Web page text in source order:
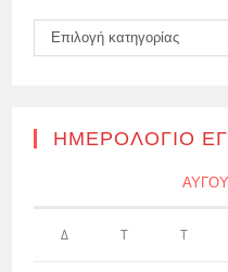
Kατηγορίες
Επιλογή κατηγορίας
ΗΜΕΡΟΛΌΓΙΟ
Δ Τ Τ